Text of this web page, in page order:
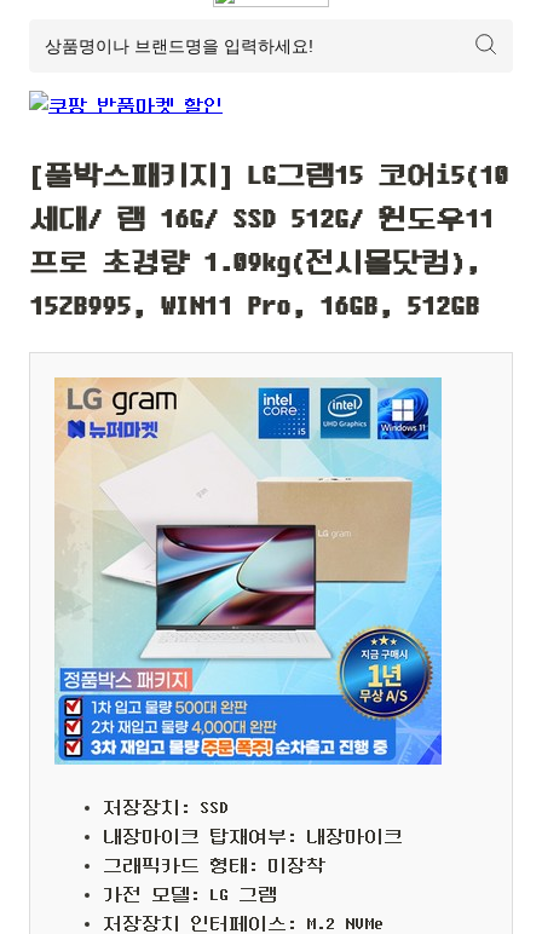
[풀박스패키지] LG그램15 코어i5(10
세대/ 램 16G/ SSD 512G/ 윈도우11
프로 초경량 1.09kg(전시몰닷컴),
15ZB995, WIN11 Pro, 16GB, 512GB
저장장치: SSD
내장마이크 탑재여부: 내장마이크
그래픽카드 형태: 미장착
가전 모델: LG 그램
저장장치 인터페이스: M.2 NVMe